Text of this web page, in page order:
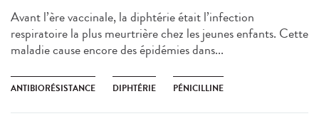
Avant l’ère vaccinale, la diphtérie était l’infection
respiratoire la plus meurtrière chez les jeunes enfants. Cette
maladie cause encore des épidémies dans...
ANTIBIORÉSISTANCE DIPHTÉRIE PÉNICILLINE